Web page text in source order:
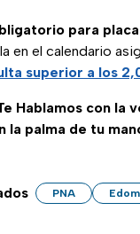
para
en el calendario
superior a los
Hablamos con la
la palma de tu
PNA